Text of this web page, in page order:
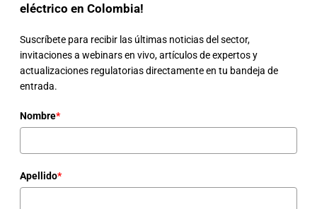
eléctrico en Colombia!
Suscríbete para recibir las últimas noticias del sector,
invitaciones a webinars en vivo, artículos de expertos y
actualizaciones regulatorias directamente en tu bandeja de
entrada.
Nombre*
Apellido*